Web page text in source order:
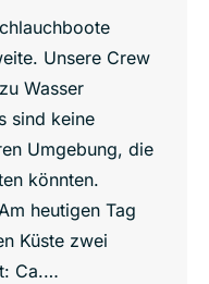
Unsere Crew
Wasser
sind keine
Umgebung, die
könnten.
heutigen Tag
Küste zwei
Ca.…